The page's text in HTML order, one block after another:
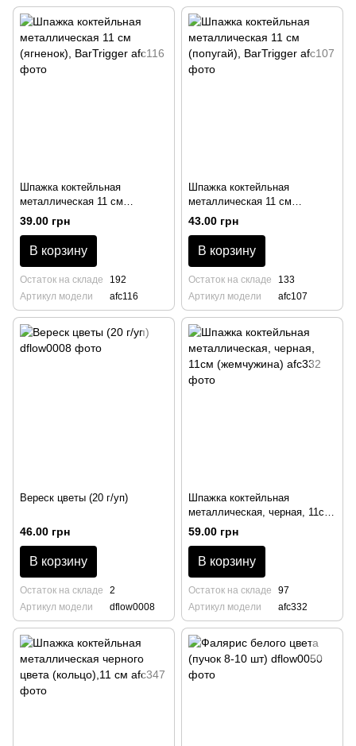
Шпажка коктейльная
металлическая 11 см
(ягненок), BarTrigger
39.00 грн
В корзину
Остаток на складе
192
Артикул модели
afc116
Шпажка коктейльная
металлическая 11 см
(попугай), BarTrigger
43.00 грн
В корзину
Остаток на складе
133
Артикул модели
afc107
Вереск цветы (20 г/уп)
46.00 грн
В корзину
Остаток на складе
2
Артикул модели
dflow0008
Шпажка коктейльная
металлическая, черная, 11см
(жемчужина)
59.00 грн
В корзину
Остаток на складе
97
Артикул модели
afc332